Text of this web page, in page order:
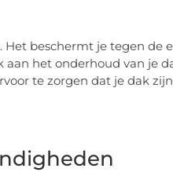
Het beschermt je tegen
het onderhoud van je
te zorgen dat je dak